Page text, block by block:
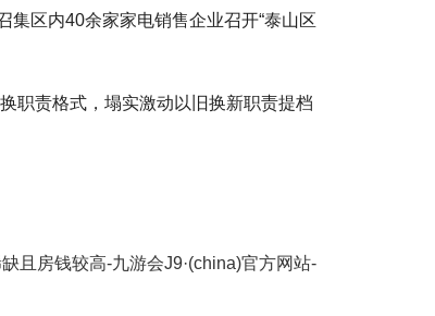
集区内40余家家电销售企业召开“泰山区
职责格式，塌实激动以旧换新职责提档
且房钱较高-九游会J9·(china)官方网站-